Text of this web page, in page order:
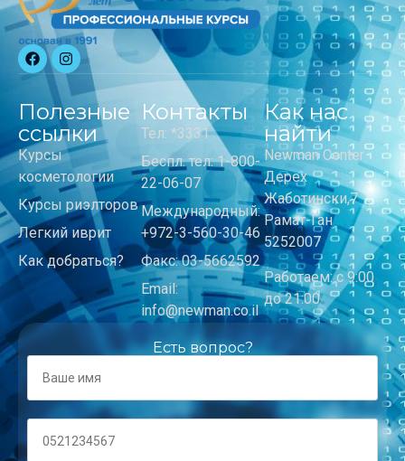
Полезные
ссылки
Курсы
косметологии
Курсы риэлторов
Легкий иврит
Как добраться?
Контакты
Тел: *3331
Беспл. тел: 1-800-
22-06-07
Международный:
+972-3-560-30-46
Факс: 03-5662592
Email:
info@newman.co.il
Как нас
найти
Newman Center
Дерех
Жаботински,7
Рамат-Ган
5252007
Работаем: с 9:00
до 21:00
Есть вопрос?